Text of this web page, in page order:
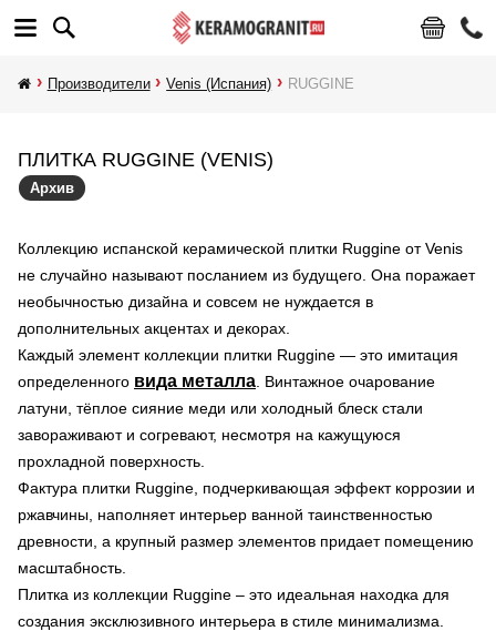
Производители Venis (Испания) RUGGINE
ПЛИТКА RUGGINE (VENIS)
Архив
Коллекцию испанской керамической плитки Ruggine от Venis
не случайно называют посланием из будущего. Она поражает
необычностью дизайна и совсем не нуждается в
дополнительных акцентах и декорах.
Каждый элемент коллекции плитки Ruggine — это имитация
определенного вида металла . Винтажное очарование
латуни, тёплое сияние меди или холодный блеск стали
завораживают и согревают, несмотря на кажущуюся
прохладной поверхность.
Фактура плитки Ruggine, подчеркивающая эффект коррозии и
ржавчины, наполняет интерьер ванной таинственностью
древности, а крупный размер элементов придает помещению
масштабность.
Плитка из коллекции Ruggine – это идеальная находка для
создания эксклюзивного интерьера в стиле минимализма.